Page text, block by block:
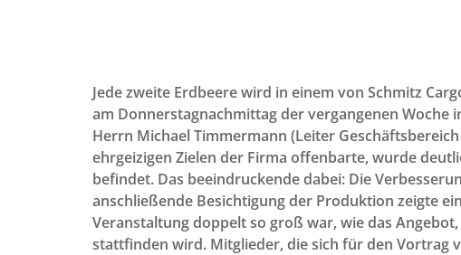
Jede zweite Erdbeere wird in einem von Schmitz
am Donnerstagnachmittag der vergangenen Woche
Herrn Michael Timmermann (Leiter
ehrgeizigen Zielen der Firma offenbarte, wurde
befindet. Das beeindruckende dabei: Die
anschließende Besichtigung der Produktion zeigte
Veranstaltung doppelt so groß war, wie das
stattfinden wird. Mitglieder, die sich für den Vortrag